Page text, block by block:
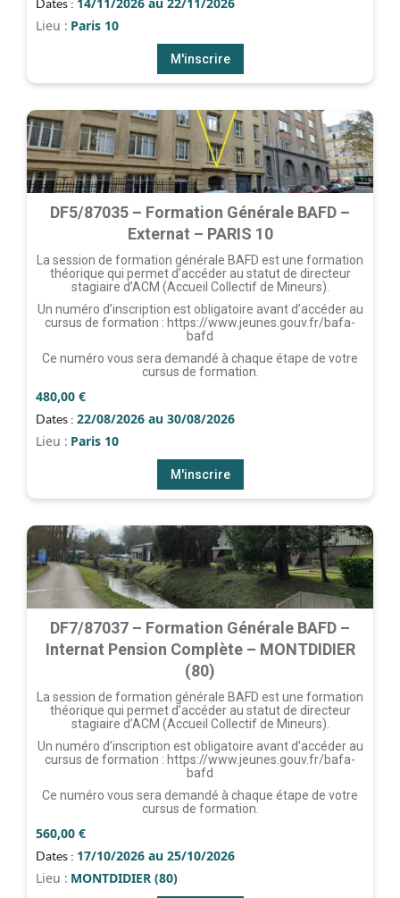
Dates :
Lieu : Paris 10
M'inscrire
DF5/87035 – Formation Générale BAFD –
Externat – PARIS 10
La session de formation générale BAFD est une formation
théorique qui permet d’accéder au statut de directeur
stagiaire d’ACM (Accueil Collectif de Mineurs).
Un numéro d’inscription est obligatoire avant d’accéder au
cursus de formation : https://www.jeunes.gouv.fr/bafa-
bafd
Ce numéro vous sera demandé à chaque étape de votre
cursus de formation.
480,00 €
Dates : 22/08/2026 au 30/08/2026
Lieu : Paris 10
M'inscrire
DF7/87037 – Formation Générale BAFD –
Internat Pension Complète – MONTDIDIER
(80)
La session de formation générale BAFD est une formation
théorique qui permet d’accéder au statut de directeur
stagiaire d’ACM (Accueil Collectif de Mineurs).
Un numéro d’inscription est obligatoire avant d’accéder au
cursus de formation : https://www.jeunes.gouv.fr/bafa-
bafd
Ce numéro vous sera demandé à chaque étape de votre
cursus de formation.
560,00 €
Dates : 17/10/2026 au 25/10/2026
Lieu : MONTDIDIER (80)